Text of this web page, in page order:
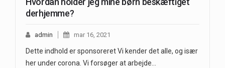
derhjemme?
admin mar 16, 2021
Dette indhold er sponsoreret Vi kender det alle, og især
her under corona. Vi forsøger at arbejde…